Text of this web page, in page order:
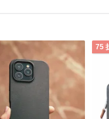
廠，從開發到行銷，全部親力
)，常有人認為我們太天真了
你對自己產品的來龍去脈都不
。
75